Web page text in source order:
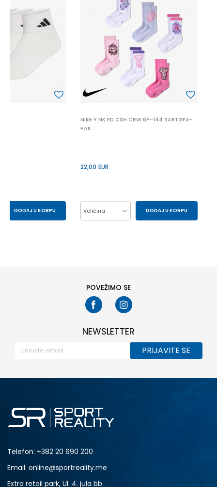
DODAJ U KORPU
Nike Y NK ED CSH CRW 6P-144 SARTGFX-
PAK
22,00 EUR
Veličina DODAJ U KORPU
POVEŽIMO SE
NEWSLETTER
PRIJAVITE SE
Telefon: +382 20 690 200
Email: online@sportreality.me
Extra retail park, Ul. 4. jula bb